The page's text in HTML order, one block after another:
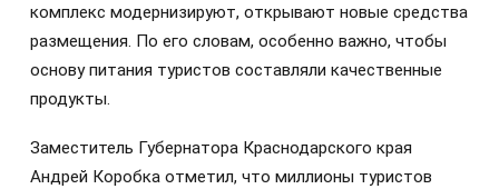
комплекс модернизируют, открывают новые средства
размещения. По его словам, особенно важно, чтобы
основу питания туристов составляли качественные
продукты.
Заместитель Губернатора Краснодарского края
Андрей Коробка отметил, что миллионы туристов